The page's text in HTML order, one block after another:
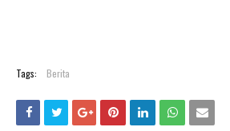
Tags: Berita